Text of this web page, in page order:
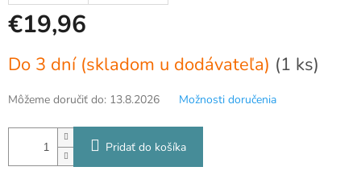
€19,96
cena:
Do 3 dní (skladom u dodávateľa) (1 ks)
Môžeme doručiť do: 13.8.2026 Možnosti doručenia
Pridať do košíka